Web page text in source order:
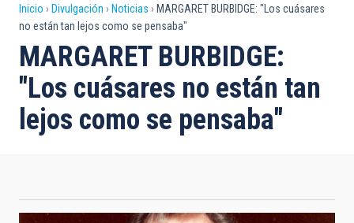
Sobrescribir
enlaces
de
ayuda
a
Inicio Divulgación Noticias
MARGARET BURBIDGE: "Los cuásares
no están tan lejos como se pensaba"
MARGARET BURBIDGE:
"Los cuásares no están tan
lejos como se pensaba"